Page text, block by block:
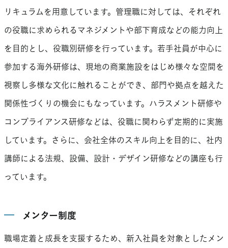
リキュラムを用意しています。管理職に対しては、それぞれ
の役職に求められるマネジメントや部下育成などの能力向上
を目的とし、役職別研修を行っています。若手社員が中心に
参加する海外研修は、現地の商業施設をはじめ様々な空間を
視察し多様な文化に触れることができ、部門や拠点を越えた
関係性づくりの機会にもなっています。ハラスメント研修や
コンプライアンス研修などは、役職に関わらず定期的に実施
しています。さらに、会社全体のスキル向上を目的に、社内
講師による法規、設備、設計・デザイン研修などの講座も行
っています。
メンター制度
職場定着と成長を支援するため、新入社員を対象としたメン